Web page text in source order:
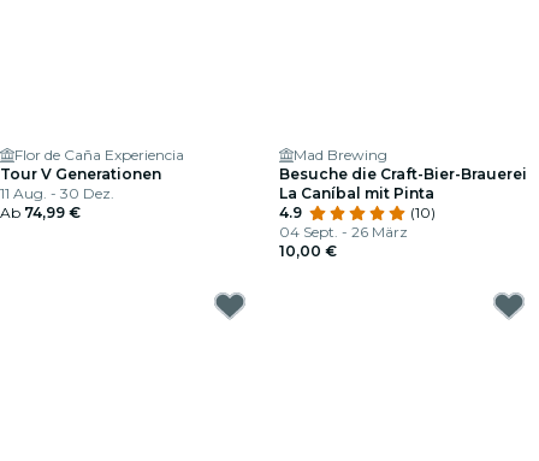
Flor de Caña Experiencia
Tour V Generationen
11 Aug. - 30 Dez.
Ab 74,99 €
Mad Brewing
Besuche die Craft-Bier-Brauerei
La Caníbal mit Pinta
4.9
(10)
04 Sept. - 26 März
10,00 €